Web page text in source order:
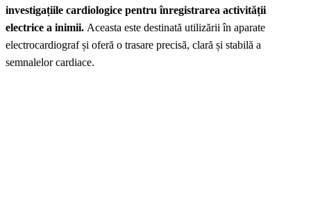
investigațiile cardiologice pentru înregistrarea activității
electrice a inimii. Aceasta este destinată utilizării în aparate
electrocardiograf și oferă o trasare precisă, clară și stabilă a
semnalelor cardiace.